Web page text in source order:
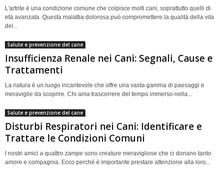
L'artrite è una condizione comune che colpisce molti cani, soprattutto quelli di
età avanzata. Questa malattia dolorosa può compromettere la qualità della vita
del...
Salute e prevenzione del cane
Insufficienza Renale nei Cani: Segnali, Cause e
Trattamenti
La natura è un luogo incantevole che offre una vasta gamma di paesaggi e
meraviglie da scoprire. Chi ama trascorrere del tempo immerso nella...
Salute e prevenzione del cane
Disturbi Respiratori nei Cani: Identificare e
Trattare le Condizioni Comuni
I nostri amici a quattro zampe sono creature meravigliose che ci donano tanto
amore e compagnia. Ecco perché è importante prestare attenzione alla loro...